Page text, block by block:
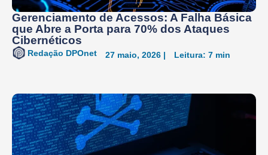
Gerenciamento de Acessos: A Falha Básica
que Abre a Porta para 70% dos Ataques
Cibernéticos
Redação DPOnet 27 maio, 2026 | Leitura: 7 min